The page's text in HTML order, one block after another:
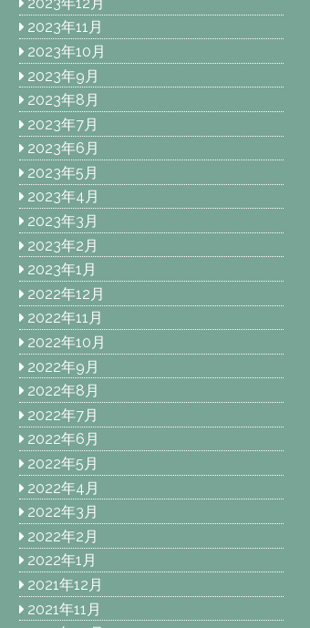
2023年11月
2023年10月
2023年9月
2023年8月
2023年7月
2023年6月
2023年5月
2023年4月
2023年3月
2023年2月
2023年1月
2022年12月
2022年11月
2022年10月
2022年9月
2022年8月
2022年7月
2022年6月
2022年5月
2022年4月
2022年3月
2022年2月
2022年1月
2021年12月
2021年11月